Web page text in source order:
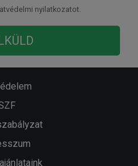
nyilatkozatot.